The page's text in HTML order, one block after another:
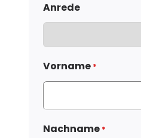
Anrede
Vorname *
Nachname *